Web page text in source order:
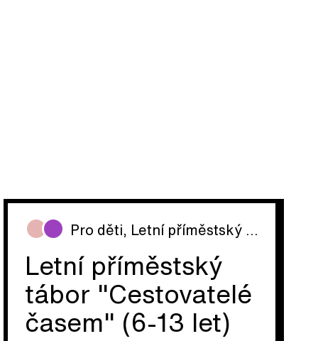
Pro děti, Letní příměstský tábor
Letní příměstský
tábor "Cestovatelé
časem" (6-13 let)